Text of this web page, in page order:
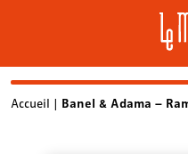
SkipAccueil | Banel & Adama –